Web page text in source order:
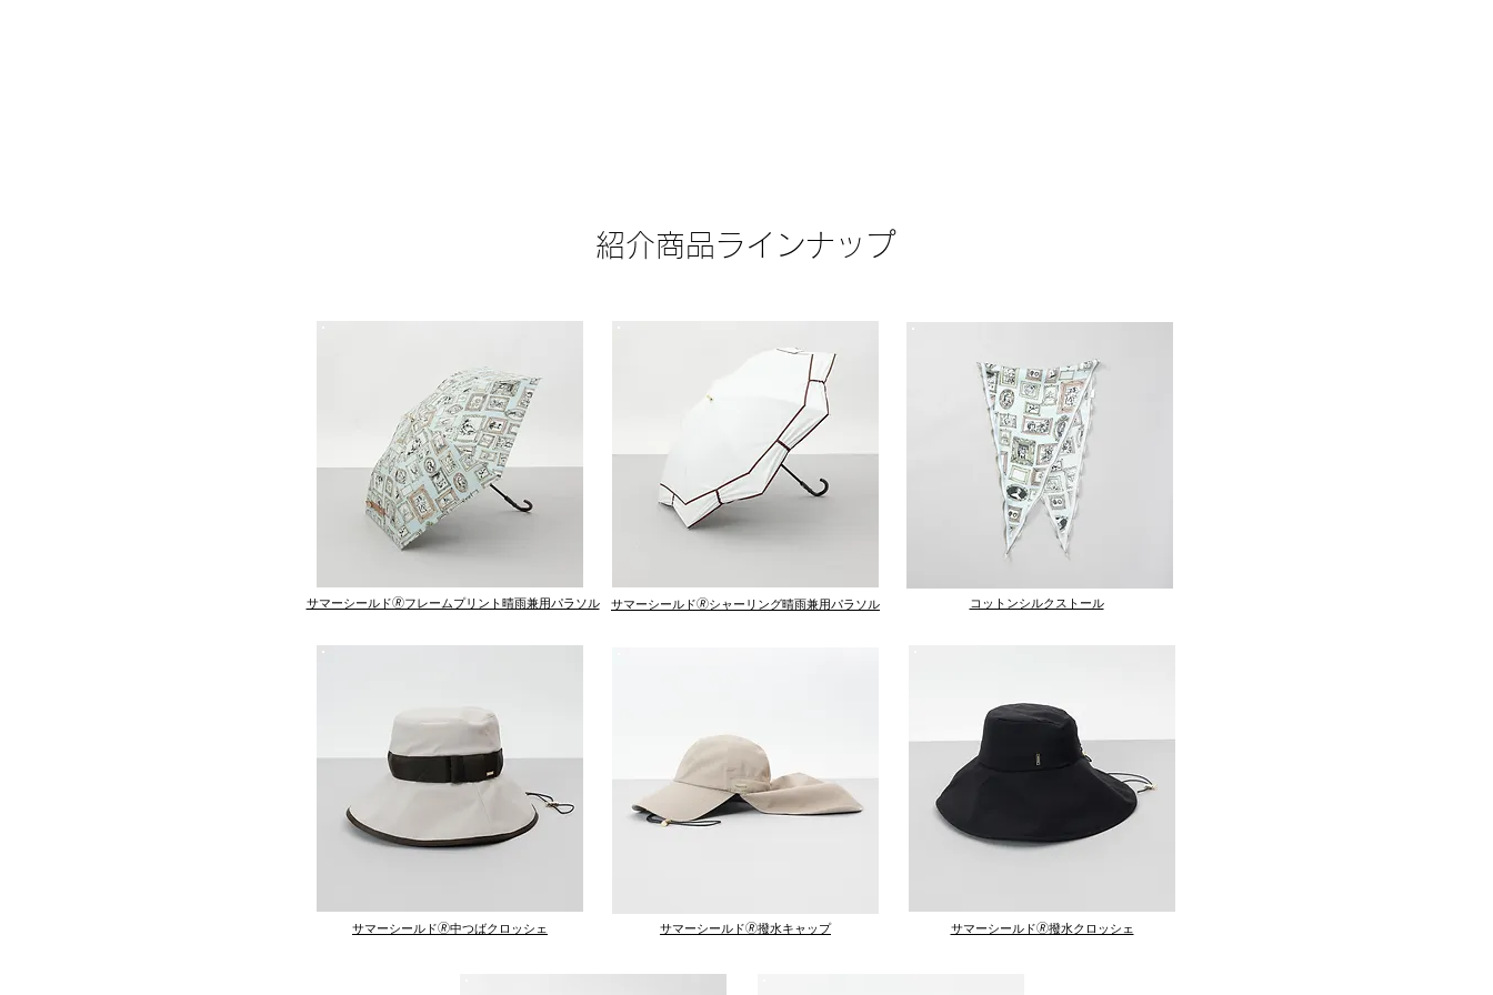
​紹介商品ラインナップ
サマーシールド🄬フレームプリント晴雨兼用パラソル サマーシールド🄬シャーリング晴雨兼用パラソル コットンシルクストール
サマーシールド🄬中つばクロッシェ ​サマーシールド🄬撥水キャップ サマーシールド🄬撥水クロッシェ